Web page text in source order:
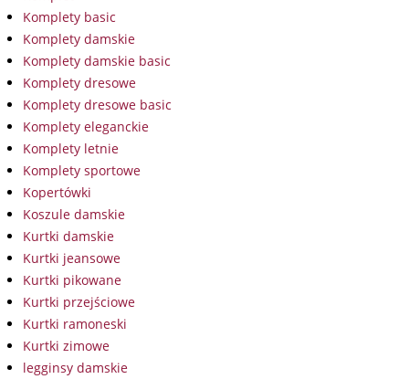
Komplety basic
Komplety damskie
Komplety damskie basic
Komplety dresowe
Komplety dresowe basic
Komplety eleganckie
Komplety letnie
Komplety sportowe
Kopertówki
Koszule damskie
Kurtki damskie
Kurtki jeansowe
Kurtki pikowane
Kurtki przejściowe
Kurtki ramoneski
Kurtki zimowe
legginsy damskie